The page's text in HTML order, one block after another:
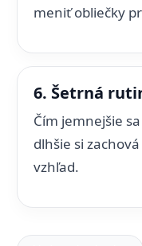
meniť obliečky
6. Šetrná
Čím jemnejšie
dlhšie si
vzhľad.